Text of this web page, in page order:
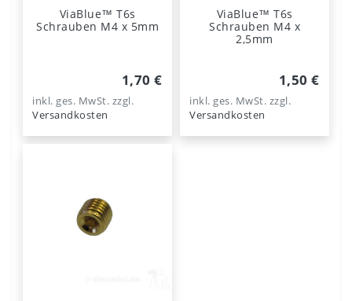
ViaBlue™ T6s
Schrauben M4 x 5mm
1,70 €
inkl. ges. MwSt. zzgl.
Versandkosten
ViaBlue™ T6s
Schrauben M4 x
2,5mm
1,50 €
inkl. ges. MwSt. zzgl.
Versandkosten